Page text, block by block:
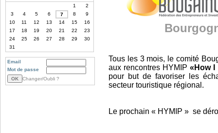
1
2
3
4 5 6 7 8
9
10
11 12 13 14 15
16
17
18 19 20 21 22
23
24
25 26 27 28 29
30
31
Email
Mot de passe
Changer/Oubli ?
Tous les 3 mois, le comité
aux rencontres HYMIP«How I
pour but de favoriser les
secteur touristique régional.
Le prochain « HYMIP » se